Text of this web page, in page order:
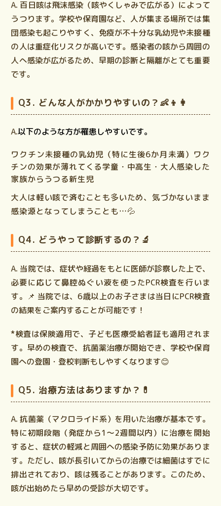
A. 百日咳は飛沫感染（咳やくしゃみで広がる） によって
うつります。学校や保育園など、人が集まる場所では集
団感染も起こりやすく、 免疫が不十分な乳幼児や未接種
の人は重症化リスクが高いです。感染者の咳から周囲の
人へ感染が広がるため、 早期の診断と隔離がとても重要
です。
Q3. どんな人がかかりやすいの？👶👦👩
A.以下のような方が罹患しやすいです。
ワクチン未接種の乳幼児 （特に生後6か月未満） ワク
チンの効果が薄れてくる学童・中高生・大人感染した
家族からうつる新生児
大人は軽い咳で済むことも多いため、気づかないまま
感染源となってしまうことも…💦
Q4. どうやって診断するの？🔬
A. 当院では、症状や経過をもとに医師が診察した上で、
必要に応じて鼻腔ぬぐい液を使ったPCR検査を行いま
す。📌 当院では、6歳以上のお子さまは当日にPCR検査
の結果をご案内することが可能です！
*検査は保険適用で、子ども医療受給者証も適用されま
す。早めの検査で、抗菌薬治療が開始でき、学校や保育
園への登園・登校判断もしやすくなります😊
Q5. 治療方法はありますか？💊
A. 抗菌薬（マクロライド系）を用いた治療が基本です。
特に初期段階（発症から1～2週間以内） に治療を開始
すると、 症状の軽減と周囲への感染予防に効果がありま
す。ただし、咳が長引いてからの治療では細菌はすでに
排出されており、 咳は残ることがあります。このため、
咳が出始めたら早めの受診が大切です。